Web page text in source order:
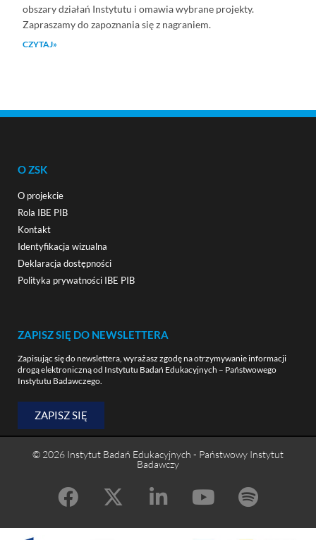
obszary działań Instytutu i omawia wybrane projekty.
Zapraszamy do zapoznania się z nagraniem.
CZYTAJ»
O ZSK
O projekcie
Rola IBE PIB
Kontakt
Identyfikacja wizualna
Deklaracja dostępności
Polityka prywatności IBE PIB
ZAPISZ SIĘ DO NEWSLETTERA
Zapisując się do newslettera, wyrażasz zgodę na otrzymywanie informacji
drogą elektroniczną od Instytutu Badań Edukacyjnych – Państwowego
Instytutu Badawczego.
ZAPISZ SIĘ
© 2026 Instytut Badań Edukacyjnych - Państwowy Instytut
Badawczy